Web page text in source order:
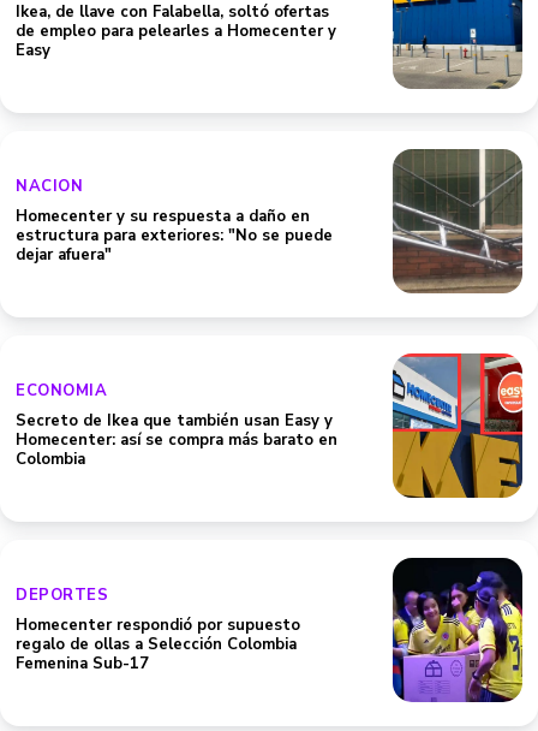
Ikea, de llave con Falabella, soltó ofertas
de empleo para pelearles a Homecenter y
Easy
NACION
Homecenter y su respuesta a daño en
estructura para exteriores: "No se puede
dejar afuera"
ECONOMIA
Secreto de Ikea que también usan Easy y
Homecenter: así se compra más barato en
Colombia
DEPORTES
Homecenter respondió por supuesto
regalo de ollas a Selección Colombia
Femenina Sub-17